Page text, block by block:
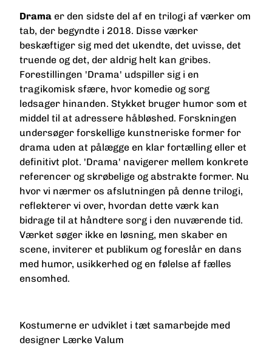
Drama er den sidste del af en trilogi af værker om
tab, der begyndte i 2018. Disse værker
beskæftiger sig med det ukendte, det uvisse, det
truende og det, der aldrig helt kan gribes.
Forestillingen 'Drama' udspiller sig i en
tragikomisk sfære, hvor komedie og sorg
ledsager hinanden. Stykket bruger humor som et
middel til at adressere håbløshed. Forskningen
undersøger forskellige kunstneriske former for
drama uden at pålægge en klar fortælling eller et
definitivt plot. 'Drama' navigerer mellem konkrete
referencer og skrøbelige og abstrakte former. Nu
hvor vi nærmer os afslutningen på denne trilogi,
reflekterer vi over, hvordan dette værk kan
bidrage til at håndtere sorg i den nuværende tid.
Værket søger ikke en løsning, men skaber en
scene, inviterer et publikum og foreslår en dans
med humor, usikkerhed og en følelse af fælles
ensomhed.
Kostumerne er udviklet i tæt samarbejde med
designer Lærke Valum